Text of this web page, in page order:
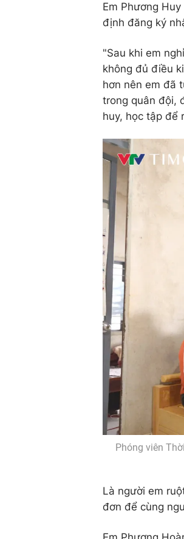
Em Phương
định đăng ký
"Sau khi em
không đủ điều
hơn nên em đã
trong quân đội,
huy, học tập để
Phóng viên
Là người em
đơn để cùng